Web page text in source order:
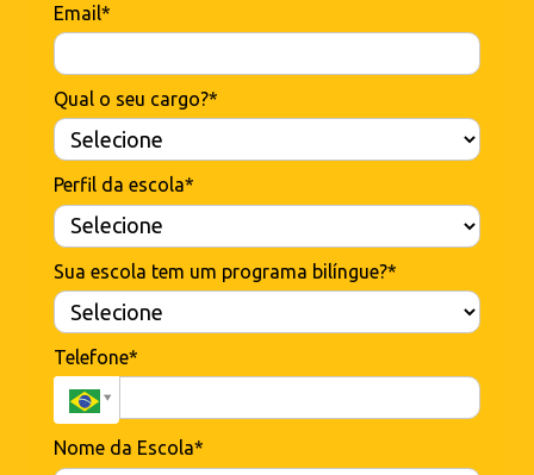
Email*
Qual o seu cargo?*
Perfil da escola*
Sua escola tem um programa bilíngue?*
Telefone*
Nome da Escola*